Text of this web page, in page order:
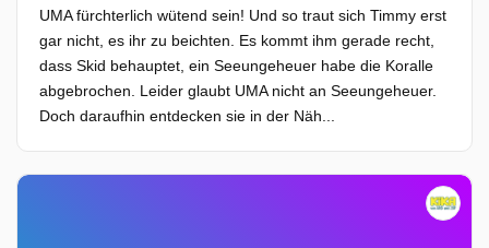
UMA fürchterlich wütend sein! Und so traut sich Timmy erst
gar nicht, es ihr zu beichten. Es kommt ihm gerade recht,
dass Skid behauptet, ein Seeungeheuer habe die Koralle
abgebrochen. Leider glaubt UMA nicht an Seeungeheuer.
Doch daraufhin entdecken sie in der Näh...